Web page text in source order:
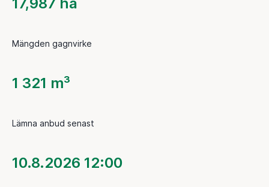
Mängden gagnvirke
1 321 m³
Lämna anbud senast
10.8.2026 12:00